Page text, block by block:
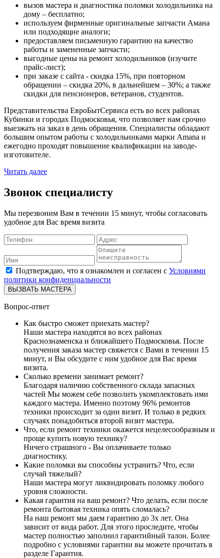
вызов мастера и диагностика поломки холодильника на
дому – бесплатно;
используем фирменные оригинальные запчасти Амана
или подходящие аналоги;
предоставляем письменную гарантию на качество
работы и замененные запчасти;
выгодные цены на ремонт холодильников (изучите
прайс-лист);
при заказе с сайта - скидка 15%, при повторном
обращении – скидка 20%, в дальнейшем – 30%; а также
скидки для пенсионеров, ветеранов, студентов.
Представительства ЕвроБытСервиса есть во всех районах
Кубинки и городах Подмосковья, что позволяет нам срочно
выезжать на заказ в день обращения. Специалисты обладают
большим опытом работы с холодильниками марки Amana и
ежегодно проходят повышение квалификации на заводе-
изготовителе.
Читать далее
Звонок специалисту
Мы перезвоним Вам в течении 15 минут, чтобы согласовать
удобное для Вас время визита
Подтверждаю, что я ознакомлен и согласен с Условиями
политики конфиденциальности
ВЫЗВАТЬ МАСТЕРА
Вопрос-ответ
Как быстро сможет приехать мастер?
Наши мастера находятся во всех районах
Краснознаменска и ближайшего Подмосковья. После
получения заказа мастер свяжется с Вами в течении 15
минут, и Вы обсудите с ним удобное для Вас время
визита.
Сколько времени занимает ремонт?
Благодаря наличию собственного склада запасных
частей Мы можем себе позволить укомплектовать ими
каждого мастера. Именно поэтому 96% ремонтов
техники происходит за один визит. И только в редких
случаях понадобиться второй визит мастера.
Что, если ремонт техники окажется нецелесообразным и
проще купить новую технику?
Ничего страшного - Вы оплачиваете только
диагностику.
Какие поломки вы способны устранить? Что, если
случай тяжелый?
Наши мастера могут ликвидировать поломку любого
уровня сложности.
Какая гарантия на ваш ремонт? Что делать, если после
ремонта бытовая техника опять сломалась?
На наш ремонт мы даем гарантию до 3х лет. Она
зависит от вида работ. Для этого проследите, чтобы
мастер полностью заполнил гарантийный талон. Более
подробно с условиями гарантии вы можете прочитать в
разделе Гарантия.